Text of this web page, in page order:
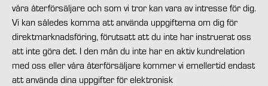
våra återförsäljare och som vi tror kan vara av intresse för dig.
Vi kan således komma att använda uppgifterna om dig för
direktmarknadsföring, förutsatt att du inte har instruerat oss
att inte göra det. I den mån du inte har en aktiv kundrelation
med oss eller våra återförsäljare kommer vi emellertid endast
att använda dina uppgifter för elektronisk